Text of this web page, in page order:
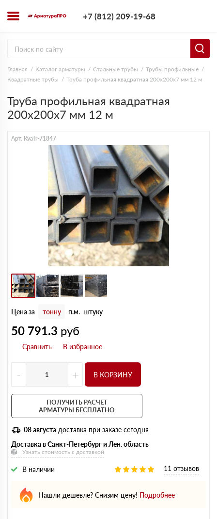
+7 (812) 209-19-68
Главная Каталог арматуры Стальные трубы
Трубы профильные
Квадратные трубы
Труба профильная квадратная 200х200х7 мм 12 м
Труба профильная квадратная
200х200х7 мм 12 м
Арт. KvaTr-71847
Цена за тонну п.м. штуку
50 791.3 руб
- + В КОРЗИНУ
ПОЛУЧИТЬ РАСЧЕТ
АРМАТУРЫ БЕСПЛАТНО
08 августа доставка при заказе сегодня
Доставка в Санкт-Петербург и Лен. область
Узнать стоимость с доставкой
В наличии 11 отзывов
Нашли дешевле? Снизим цену! Подробнее